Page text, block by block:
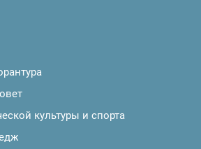
культуры и спорта